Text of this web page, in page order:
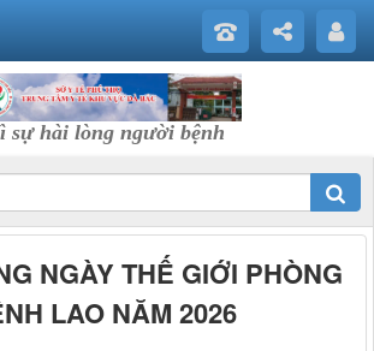
sự hài lòng người bệnh
NGÀY THẾ GIỚI PHÒNG
LAO NĂM 2026